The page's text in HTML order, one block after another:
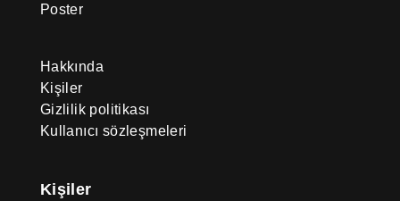
Poster
Hakkında
Kişiler
Gizlilik politikası
Kullanıcı sözleşmeleri
Kişiler